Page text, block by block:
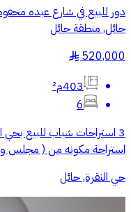
دور للبيع في شارع عبده
حائل, منطقة حائل
520,000
§
403م²
6
استراحة مكونه من ( مجلس
حي النقرة, حائل